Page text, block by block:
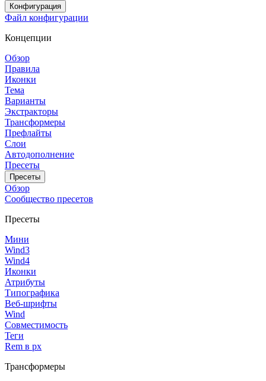
Конфигурация
Файл конфигурации
Концепции
Обзор
Правила
Иконки
Тема
Варианты
Экстракторы
Трансформеры
Префлайты
Слои
Автодополнение
Пресеты
Пресеты
Обзор
Сообщество пресетов
Пресеты
Мини
Wind3
Wind4
Иконки
Атрибуты
Типографика
Веб-шрифты
Wind
Совместимость
Теги
Rem в px
Трансформеры